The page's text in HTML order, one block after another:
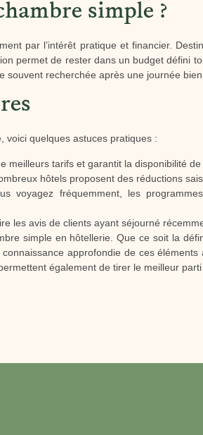
simple ?
par l’intérêt pratique et financier.
permet de rester dans un budget défini
recherchée après une journée bien
voici quelques astuces pratiques :
meilleurs tarifs et garantit la disponibilité de
hôtels proposent des réductions
voyagez fréquemment, les
les avis de clients ayant séjourné
simple en hôtellerie. Que ce soit la
approfondie de ces
également de tirer le meilleur parti